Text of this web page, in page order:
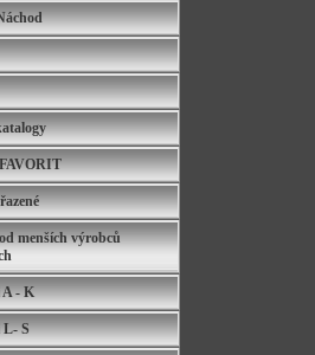
menších výrobců
A - K
L- S